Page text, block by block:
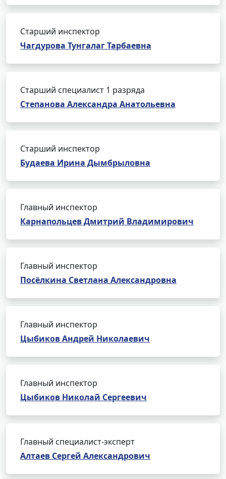
Старший инспектор
Чагдурова Тунгалаг Тарбаевна
Старший специалист 1 разряда
Степанова Александра Анатольевна
Старший инспектор
Будаева Ирина Дымбрыловна
Главный инспектор
Карнапольцев Дмитрий Владимирович
Главный инспектор
Посёлкина Светлана Александровна
Главный инспектор
Цыбиков Андрей Николаевич
Главный инспектор
Цыбиков Николай Сергеевич
Главный специалист-эксперт
Алтаев Сергей Александрович